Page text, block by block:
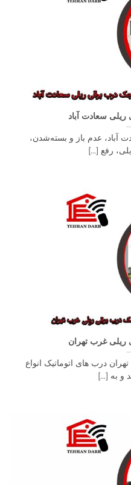
سعادت آباد
آباد، عدم باز و بسته‌شدن،
رفع [...]
غرب تهران
درب های اتوماتیک انواع
و به [...]